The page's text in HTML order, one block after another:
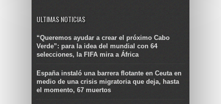
ULTIMAS NOTICIAS
“Queremos ayudar a crear el próximo Cabo
Verde”: para la idea del mundial con 64
selecciones, la FIFA mira a África
España instaló una barrera flotante en Ceuta en
medio de una crisis migratoria que deja, hasta
el momento, 67 muertos